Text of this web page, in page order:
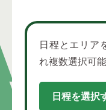
日程とエリア
れ複数選択可能
日程を選択